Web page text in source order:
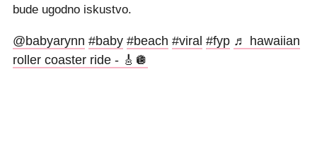
bude ugodno iskustvo.
@babyarynn #baby #beach #viral #fyp ♬ hawaiian
roller coaster ride - 🎸🪩